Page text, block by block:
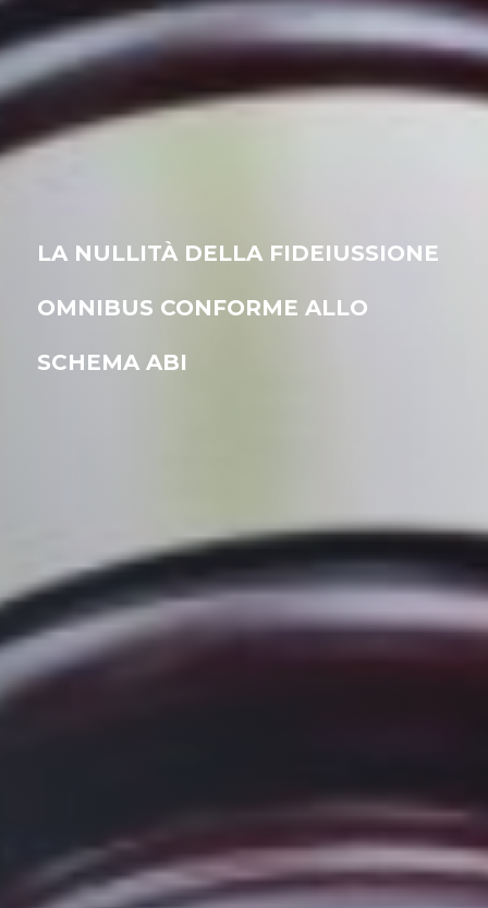
LA NULLITÀ DELLA FIDEIUSSIONE
OMNIBUS CONFORME ALLO
SCHEMA ABI